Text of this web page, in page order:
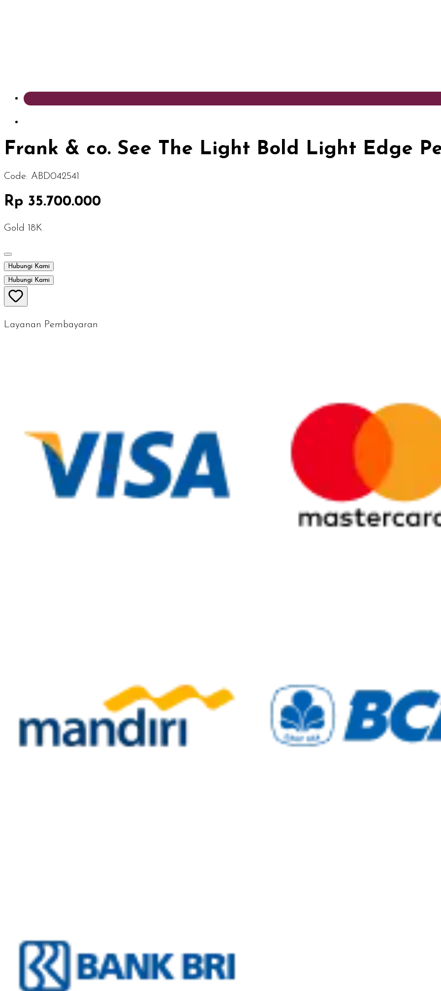
Frank & co. See The Light Bold Light Edge
Code: ABD042541
Rp 35.700.000
Gold 18K
Hubungi Kami
Hubungi Kami
Layanan Pembayaran